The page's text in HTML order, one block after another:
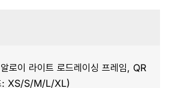
로이 라이트 로드레이싱 프레임, QR
: XS/S/M/L/XL)